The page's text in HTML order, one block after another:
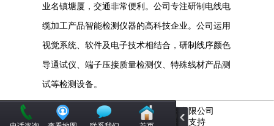
业名镇塘厦，交通非常便利。公司专注研制电线电
缆加工产品智能检测仪器的高科技企业。公司运用
视觉系统、软件及电子技术相结合，研制线序颜色
导通试仪、端子压接质量检测仪、特殊线材产品测
试等检测设备。
版权所有© 东莞市索展智能科技有限公司
移动站建设：
飞翔信息 提供技术支持